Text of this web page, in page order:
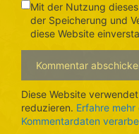
Mit der Nutzung
der Speicherung und
diese Website
Diese Website
reduzieren. Erfahre
Kommentardaten